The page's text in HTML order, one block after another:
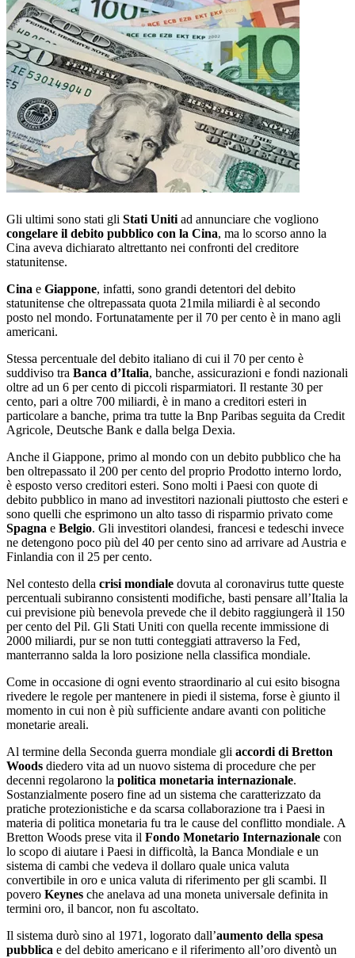
Gli ultimi sono stati gli Stati Uniti ad annunciare che vogliono
congelare il debito pubblico con la Cina, ma lo scorso anno la
Cina aveva dichiarato altrettanto nei confronti del creditore
statunitense.
Cina e Giappone, infatti, sono grandi detentori del debito
statunitense che oltrepassata quota 21mila miliardi è al secondo
posto nel mondo. Fortunatamente per il 70 per cento è in mano agli
americani.
Stessa percentuale del debito italiano di cui il 70 per cento è
suddiviso tra Banca d’Italia, banche, assicurazioni e fondi nazionali
oltre ad un 6 per cento di piccoli risparmiatori. Il restante 30 per
cento, pari a oltre 700 miliardi, è in mano a creditori esteri in
particolare a banche, prima tra tutte la Bnp Paribas seguita da Credit
Agricole, Deutsche Bank e dalla belga Dexia.
Anche il Giappone, primo al mondo con un debito pubblico che ha
ben oltrepassato il 200 per cento del proprio Prodotto interno lordo,
è esposto verso creditori esteri. Sono molti i Paesi con quote di
debito pubblico in mano ad investitori nazionali piuttosto che esteri e
sono quelli che esprimono un alto tasso di risparmio privato come
Spagna e Belgio. Gli investitori olandesi, francesi e tedeschi invece
ne detengono poco più del 40 per cento sino ad arrivare ad Austria e
Finlandia con il 25 per cento.
Nel contesto della crisi mondiale dovuta al coronavirus tutte queste
percentuali subiranno consistenti modifiche, basti pensare all’Italia la
cui previsione più benevola prevede che il debito raggiungerà il 150
per cento del Pil. Gli Stati Uniti con quella recente immissione di
2000 miliardi, pur se non tutti conteggiati attraverso la Fed,
manterranno salda la loro posizione nella classifica mondiale.
Come in occasione di ogni evento straordinario al cui esito bisogna
rivedere le regole per mantenere in piedi il sistema, forse è giunto il
momento in cui non è più sufficiente andare avanti con politiche
monetarie areali.
Al termine della Seconda guerra mondiale gli accordi di Bretton
Woods diedero vita ad un nuovo sistema di procedure che per
decenni regolarono la politica monetaria internazionale.
Sostanzialmente posero fine ad un sistema che caratterizzato da
pratiche protezionistiche e da scarsa collaborazione tra i Paesi in
materia di politica monetaria fu tra le cause del conflitto mondiale. A
Bretton Woods prese vita il Fondo Monetario Internazionale con
lo scopo di aiutare i Paesi in difficoltà, la Banca Mondiale e un
sistema di cambi che vedeva il dollaro quale unica valuta
convertibile in oro e unica valuta di riferimento per gli scambi. Il
povero Keynes che anelava ad una moneta universale definita in
termini oro, il bancor, non fu ascoltato.
Il sistema durò sino al 1971, logorato dall’aumento della spesa
pubblica e del debito americano e il riferimento all’oro diventò un